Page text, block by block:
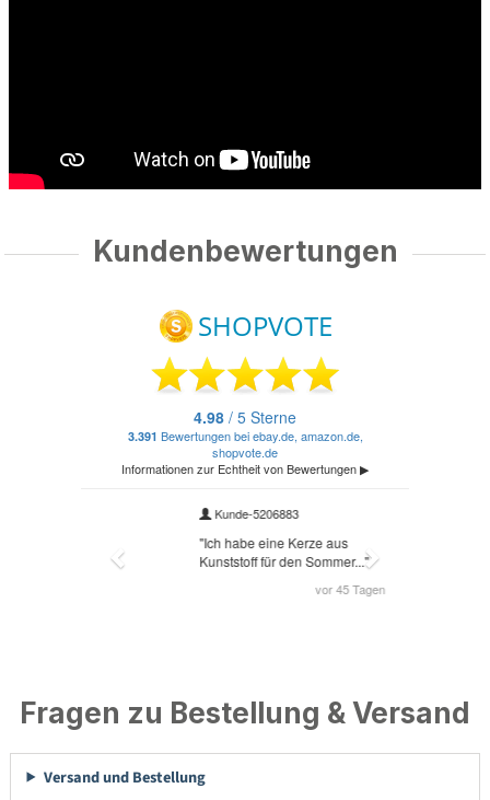
Kundenbewertungen
Fragen zu Bestellung & Versand
Versand und Bestellung